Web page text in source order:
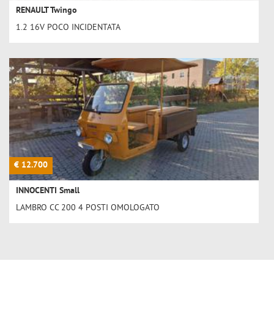
RENAULT Twingo
1.2 16V POCO INCIDENTATA
€ 12.700
INNOCENTI Small
LAMBRO CC 200 4 POSTI OMOLOGATO